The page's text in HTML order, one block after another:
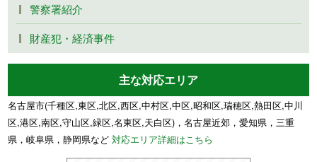
警察署紹介
財産犯・経済事件
主な対応エリア
名古屋市(千種区,東区,北区,西区,中村区,中区,昭和区,瑞穂区,熱田区,中川
区,港区,南区,守山区,緑区,名東区,天白区)，名古屋近郊，愛知県，三重
県，岐阜県，静岡県など対応エリア詳細はこちら